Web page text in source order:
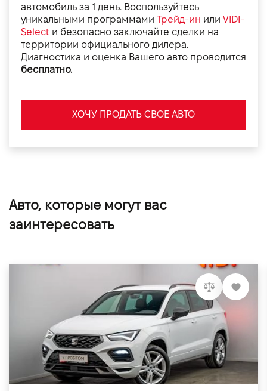
автомобиль за 1 день. Воспользуйтесь
уникальными программами Трейд-ин или VIDI-
Select и безопасно заключайте сделки на
территории официального дилера.
Диагностика и оценка Вашего авто проводится
бесплатно.
ХОЧУ ПРОДАТЬ СВОЕ АВТО
Авто, которые могут вас
заинтересовать